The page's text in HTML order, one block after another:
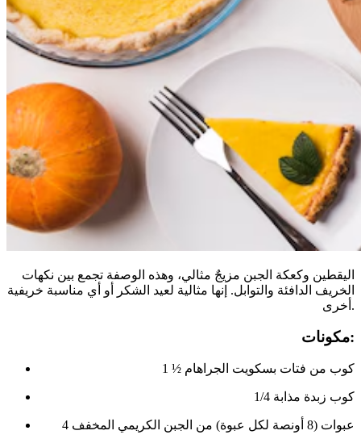
اليقطين وكعكة الجبن مزيجٌ مثالي، وهذه الوصفة تجمع بين نكهات
الخريف الدافئة والتوابل. إنها مثالية لعيد الشكر أو أي مناسبة خريفية
أخرى.
مكونات:
1 ½ كوب من فتات بسكويت الجراهام
1/4 كوب زبدة مذابة
4 عبوات (8 أونصة لكل عبوة) من الجبن الكريمي المخفف